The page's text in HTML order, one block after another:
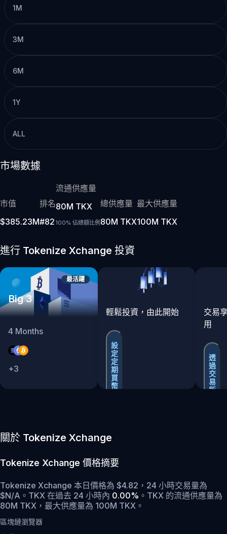
1M
3M
6M
1Y
ALL
市場數據
市值
$385.23M
排名
#82
流通供應量
80M TKX
100% 佔總額比例
總供應量
80M TKX
最大供應量
100M TKX
進行 Tokenize Xchange 投資
最活躍
Big 3
4 Months
+3
輕鬆投資，由此開始
設
定
定
期
買
幣
交易
用
透
過
交
易
所
關於 Tokenize Xchange
Tokenize Xchange 價格摘要
Tokenize Xchange 本日價格為 $4.82，24 小時交易量為
$N/A。TKX 在過去 24 小時內 0.00% 。 TKX 的流通供應量為
80M TKX，最大供應量為 100M TKX。
區塊鏈瀏覽器